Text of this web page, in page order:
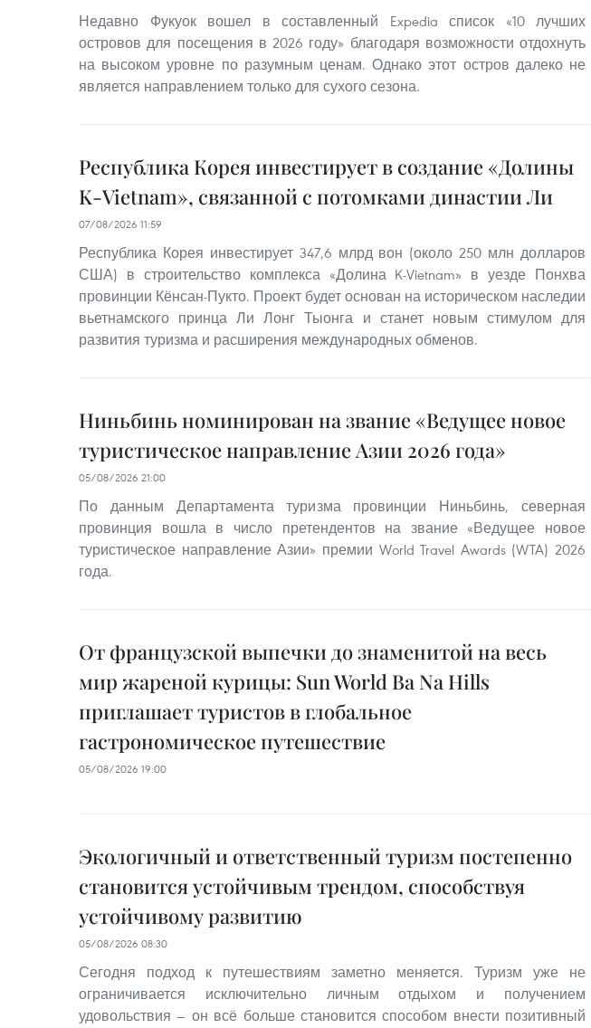
Недавно Фукуок вошел в составленный Expedia список «10 лучших
островов для посещения в 2026 году» благодаря возможности отдохнуть
на высоком уровне по разумным ценам. Однако этот остров далеко не
является направлением только для сухого сезона.
Республика Корея инвестирует в создание «Долины
K-Vietnam», связанной с потомками династии Ли
07/08/2026 11:59
Республика Корея инвестирует 347,6 млрд вон (около 250 млн долларов
США) в строительство комплекса «Долина K-Vietnam» в уезде Понхва
провинции Кёнсан-Пукто. Проект будет основан на историческом наследии
вьетнамского принца Ли Лонг Тыонга и станет новым стимулом для
развития туризма и расширения международных обменов.
Ниньбинь номинирован на звание «Ведущее новое
туристическое направление Азии 2026 года»
05/08/2026 21:00
По данным Департамента туризма провинции Ниньбинь, северная
провинция вошла в число претендентов на звание «Ведущее новое
туристическое направление Азии» премии World Travel Awards (WTA) 2026
года.
От французской выпечки до знаменитой на весь
мир жареной курицы: Sun World Ba Na Hills
приглашает туристов в глобальное
гастрономическое путешествие
05/08/2026 19:00
Экологичный и ответственный туризм постепенно
становится устойчивым трендом, способствуя
устойчивому развитию
05/08/2026 08:30
Сегодня подход к путешествиям заметно меняется. Туризм уже не
ограничивается исключительно личным отдыхом и получением
удовольствия — он всё больше становится способом внести позитивный